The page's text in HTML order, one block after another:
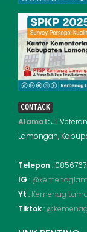
CONTACK
Alamat:Jl.
Lamongan,
Telepon :
IG :
Yt : Kemenag
Tiktok: